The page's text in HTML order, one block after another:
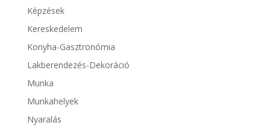
Képzések
Kereskedelem
Konyha-Gasztronómia
Lakberendezés-Dekoráció
Munka
Munkahelyek
Nyaralás